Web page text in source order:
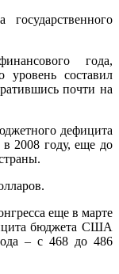
года,
уровень составил
почти на
дефицита
2008 году, еще до
еще в марте
бюджета США
– с 468 до 486